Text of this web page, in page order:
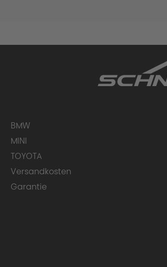
BMW
MINI
TOYOTA
Versandkosten
Garantie